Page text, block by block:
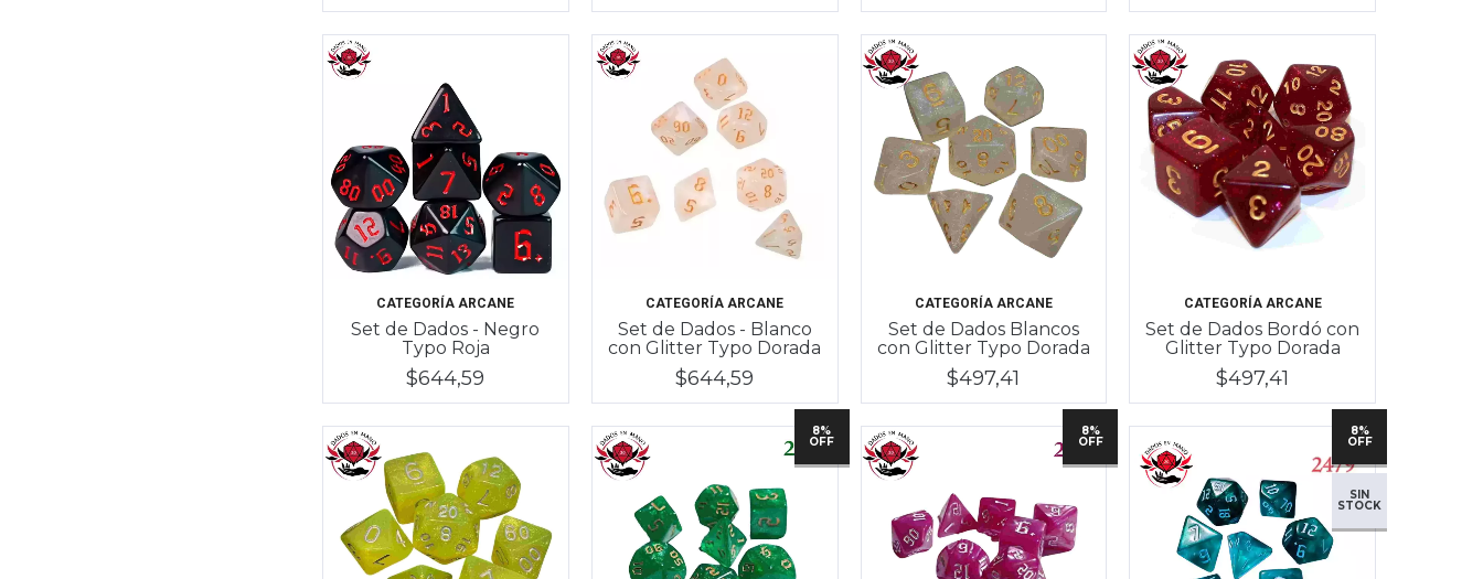
CATEGORÍA ARCANE
Set de Dados - Negro
Typo Roja
$644,59
CATEGORÍA ARCANE
Set de Dados - Blanco
con Glitter Typo Dorada
$644,59
CATEGORÍA ARCANE
Set de Dados Blancos
con Glitter Typo Dorada
$497,41
CATEGORÍA ARCANE
Set de Dados Bordó con
Glitter Typo Dorada
$497,41
8%
OFF
8%
OFF
8%
OFF
SIN
STOCK